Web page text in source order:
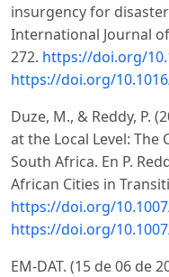
insurgency for
International Journal
272. https://doi.org/
https://doi.org/
Duze, M., & Reddy, P.
at the Local Level: The
South Africa. En P.
African Cities in
https://doi.org/
https://doi.org/
EM-DAT. (15 de 06 de